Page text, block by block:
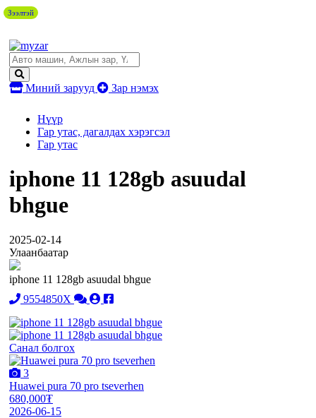
Миний зарууд Зар нэмэх
Нүүр
Гар утас, дагалдах хэрэгсэл
Гар утас
iphone 11 128gb asuudal
bhgue
2025-02-14
Улаанбаатар
iphone 11 128gb asuudal bhgue
9554850X
Санал болгох
3
Huawei pura 70 pro tseverhen
680,000₮
2026-06-15
Зээлтэй